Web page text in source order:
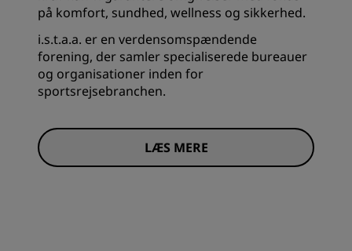
på komfort, sundhed, wellness og sikkerhed.
i.s.t.a.a. er en verdensomspændende
forening, der samler specialiserede bureauer
og organisationer inden for
sportsrejsebranchen.
LÆS MERE